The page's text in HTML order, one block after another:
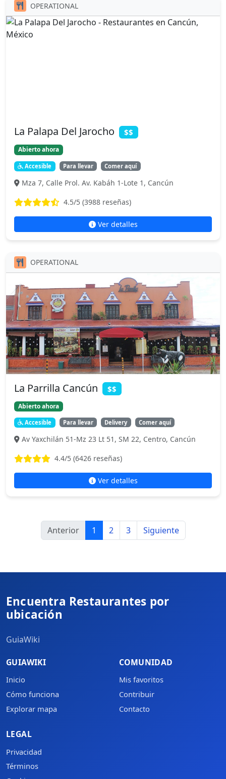
OPERATIONAL
La Palapa Del Jarocho $$
Abierto ahora
Accesible Para llevar Comer aquí
Mza 7, Calle Prol. Av. Kabáh 1-Lote 1, Cancún
4.5/5 (3988 reseñas)
Ver detalles
OPERATIONAL
La Parrilla Cancún $$
Abierto ahora
Accesible Para llevar Delivery Comer aquí
Av Yaxchilán 51-Mz 23 Lt 51, SM 22, Centro, Cancún
4.4/5 (6426 reseñas)
Ver detalles
Anterior 1 2 3 Siguiente
Encuentra Restaurantes por
ubicación
GuiaWiki
GUIAWIKI
Inicio
Cómo funciona
Explorar mapa
COMUNIDAD
Mis favoritos
Contribuir
Contacto
LEGAL
Privacidad
Términos